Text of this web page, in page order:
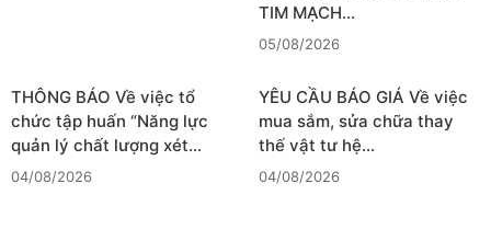
TIM MẠCH…
05/08/2026
THÔNG BÁO Về việc tổ
chức tập huấn “Năng lực
quản lý chất lượng xét…
04/08/2026
YÊU CẦU BÁO GIÁ Về việc
mua sắm, sửa chữa thay
thế vật tư hệ…
04/08/2026